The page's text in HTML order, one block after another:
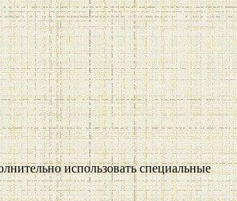
использовать специальные